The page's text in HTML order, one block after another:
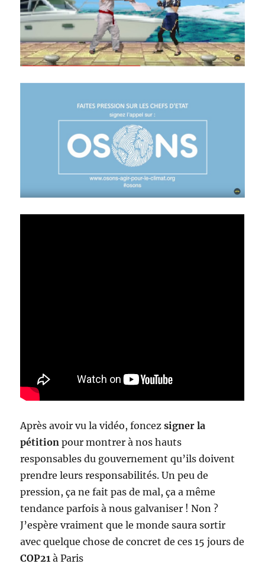
Après avoir vu la vidéo, foncezsigner la
pétition pour montrer à nos hauts
responsables du gouvernement qu’ils doivent
prendre leurs responsabilités. Un peu de
pression, ça ne fait pas de mal, ça a même
tendance parfois à nous galvaniser ! Non ?
J’espère vraiment que le monde saura sortir
avec quelque chose de concret de ces 15 jours de
COP21à Paris